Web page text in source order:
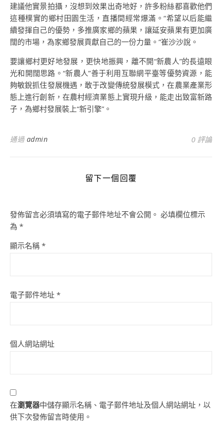
建議他實景拍攝，沒想到效果出奇地好，許多粉絲都喜歡他們
這種樸實的鄉村田園生活，直播間經常爆滿。“希望以后能繼
續發揮自己的優勢，多推廣家鄉的蘋果，讓延安蘋果有更加廣
闊的市場，為家鄉發展貢獻自己的一份力量。”崔沙沙說。
要讓鄉村更好地發展，更快地振興，離不開“新農人”的長遠眼
光和開闊思路。“新農人”善于利用互聯網平臺等優勢資源，能
夠敏銳抓住發展機遇，敢于改變傳統發展模式，在農業產業形
態上進行創新，在農村經濟業態上實現升級，能走出致富新路
子，為鄉村發展裝上“新引擎”。
通過 admin 0 評論
留下一個回覆
發佈留言必須填寫的電子郵件地址不會公開。 必填欄位標示
為 *
顯示名稱 *
電子郵件地址 *
個人網站網址
在瀏覽器中儲存顯示名稱、電子郵件地址及個人網站網址，以
供下次發佈留言時使用。